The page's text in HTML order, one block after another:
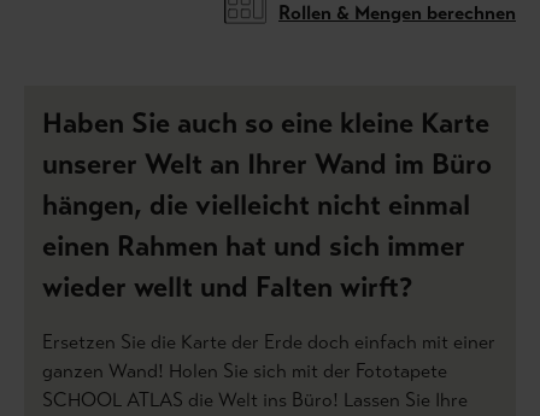
Rollen & Mengen berechnen
Haben Sie auch so eine kleine Karte
unserer Welt an Ihrer Wand im Büro
hängen, die vielleicht nicht einmal
einen Rahmen hat und sich immer
wieder wellt und Falten wirft?
Ersetzen Sie die Karte der Erde doch einfach mit einer
ganzen Wand! Holen Sie sich mit der Fototapete
SCHOOL ATLAS die Welt ins Büro! Lassen Sie Ihre